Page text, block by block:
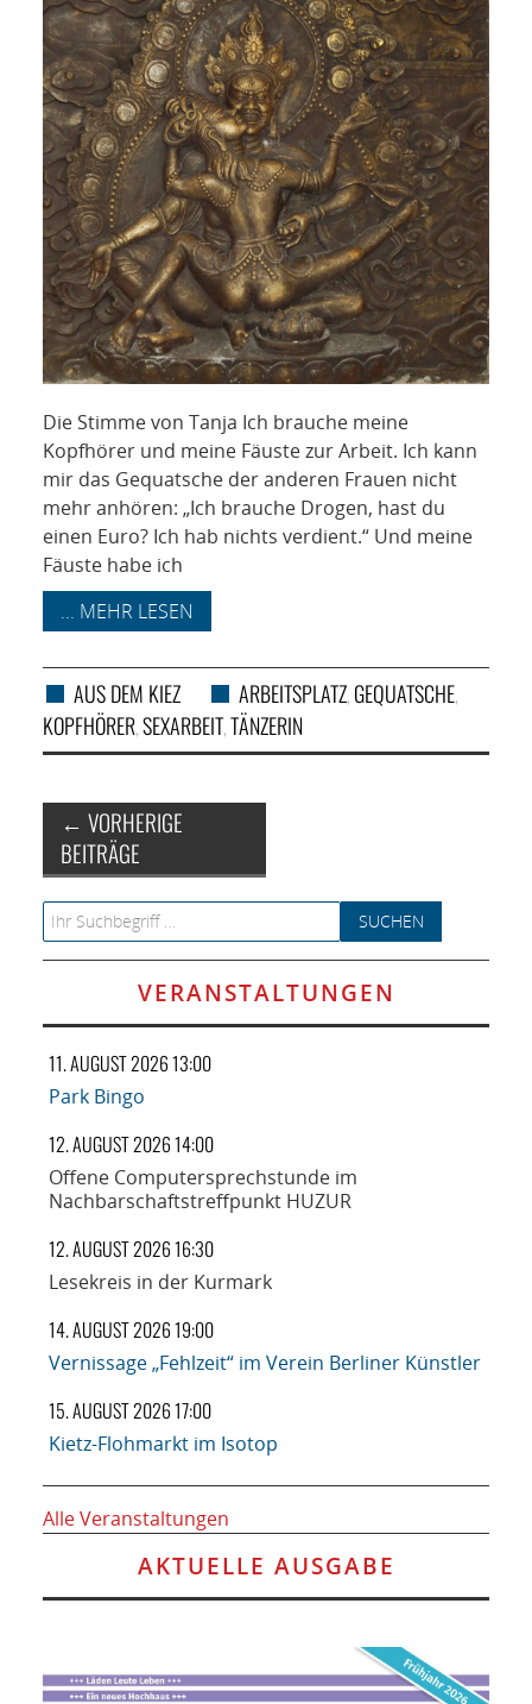
Die Stimme von Tanja Ich brauche meine
Kopfhörer und meine Fäuste zur Arbeit. Ich kann
mir das Gequatsche der anderen Frauen nicht
mehr anhören: „Ich brauche Drogen, hast du
einen Euro? Ich hab nichts verdient.“ Und meine
Fäuste habe ich
... MEHR LESEN
AUS DEM KIEZ ARBEITSPLATZ, GEQUATSCHE,
KOPFHÖRER,SEXARBEIT,TÄNZERIN
Artikel-Navigation
← VORHERIGE
BEITRÄGE
Search for:
VERANSTALTUNGEN
11. AUGUST 2026 13:00
Park Bingo
12. AUGUST 2026 14:00
Offene Computersprechstunde im
Nachbarschaftstreffpunkt HUZUR
12. AUGUST 2026 16:30
Lesekreis in der Kurmark
14. AUGUST 2026 19:00
Vernissage „Fehlzeit“ im Verein Berliner Künstler
15. AUGUST 2026 17:00
Kietz-Flohmarkt im Isotop
Alle Veranstaltungen
AKTUELLE AUSGABE